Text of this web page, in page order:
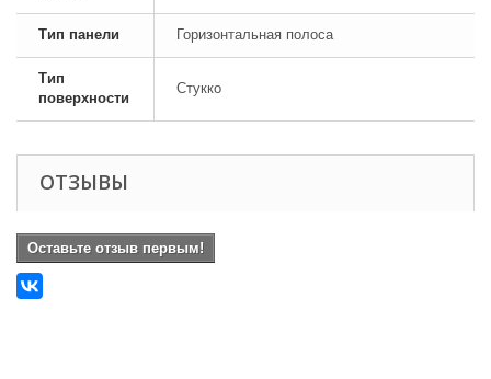
Тип панели Горизонтальная полоса
Тип
поверхности
Стукко
ОТЗЫВЫ
Оставьте отзыв первым!